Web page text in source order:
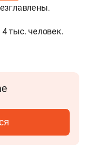
тыс. человек.